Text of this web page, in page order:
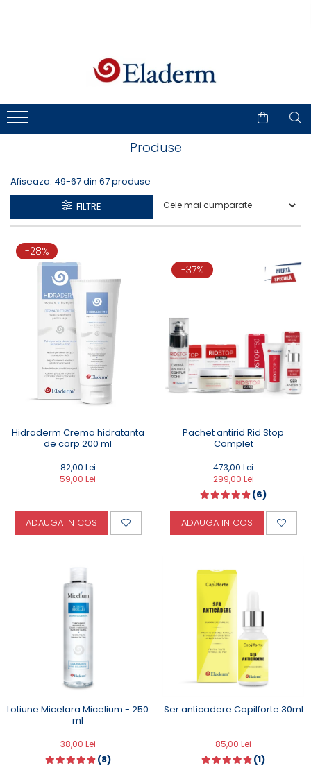
Vezi toate produsele
Produse Antirid
Produse Hidratante
Produse Anti sebum
Produse Antiacnee
Creme contur ochi
Seruri
Produse Par si Scalp
Lotiuni tonice
Produse pentru curatare
Creme Emoliente
Creme cu Uree
Produse pentru pete pigmentare
Evidence skincare
Produse
Afiseaza: 49-67din 67produse
FILTRE
-28%
Hidraderm Crema hidratanta
de corp 200 ml
82,00 Lei
59,00 Lei
ADAUGA IN COS
-37%
Pachet antirid Rid Stop
Complet
473,00 Lei
299,00 Lei
(6)
ADAUGA IN COS
Lotiune Micelara Micelium - 250
ml
38,00 Lei
(8)
Ser anticadere Capilforte 30ml
85,00 Lei
(1)